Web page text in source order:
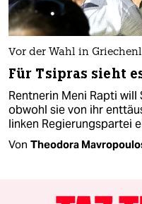
Vor der Wahl in
Für Tsipras sieht
Rentnerin Meni Rapti will
obwohl sie von ihr
linken Regierungspartei
Von Theodora